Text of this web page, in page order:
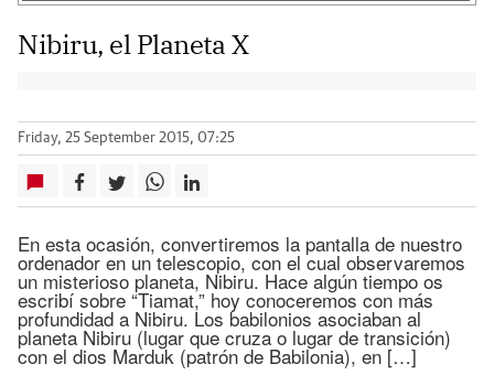
Nibiru, el Planeta X
Friday, 25 September 2015, 07:25
En esta ocasión, convertiremos la pantalla de nuestro
ordenador en un telescopio, con el cual observaremos
un misterioso planeta, Nibiru. Hace algún tiempo os
escribí sobre “Tiamat,” hoy conoceremos con más
profundidad a Nibiru. Los babilonios asociaban al
planeta Nibiru (lugar que cruza o lugar de transición)
con el dios Marduk (patrón de Babilonia), en […]